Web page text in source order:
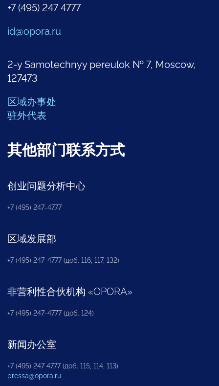
+7 (495) 247 4777
id@opora.ru
2-y Samotechnyy pereulok № 7, Moscow,
127473
区域办事处
驻外代表
其他部门联系方式
创业问题分析中心
+7 (495) 247-4777
区域发展部
+7 (495) 247-4777 (доб. 116, 117, 132)
非营利性合伙机构 «OPORA»
+7 (495) 247-4777 (доб. 124)
新闻办公室
+7 (495) 247 4777 (доб. 115, 114, 113)
pressa@opora.ru